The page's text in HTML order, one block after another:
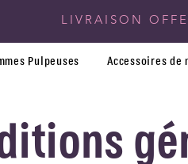
LIVRAISON
Pulpeuses Accessoires de